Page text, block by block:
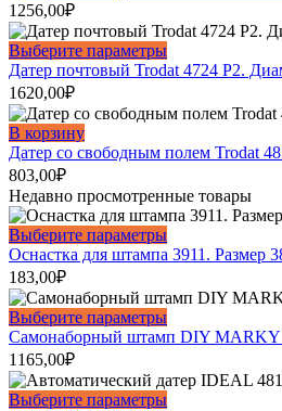
несколько
вариаций.
Опции
можно
на
странице
товара.
1256,00₽
Выберите параметрыЭтот
товар
несколько
Опции
можно
на
странице
товара.
Датер почтовый Trodat 4724 P2.
1620,00₽
В корзину
Датер со свободным полем Trodat
803,00₽
Недавно просмотренные товары
Выберите параметрыЭтот
товар
несколько
вариаций.
Опции
можно
выбрать
на
Оснастка для штампа 3911.
183,00₽
Выберите параметрыЭтот
товар
несколько
вариаций.
Самонаборный штамп DIY MARKY
1165,00₽
Выберите параметрыЭтот